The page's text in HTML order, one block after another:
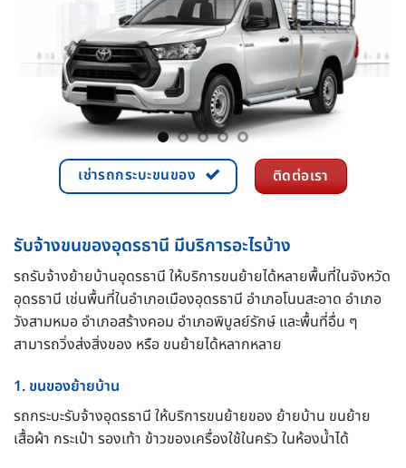
เช่ารถกระบะขนของ ติดต่อเรา
รับจ้างขนของอุดรธานี มีบริการอะไรบ้าง
รถรับจ้างย้ายบ้านอุดรธานี ให้บริการขนย้ายได้หลายพื้นที่ในจังหวัด
อุดรธานี เช่นพื้นที่ในอำเภอเมืองอุดรธานี อำเภอโนนสะอาด อำเภอ
วังสามหมอ อำเภอสร้างคอม อำเภอพิบูลย์รักษ์ และพื้นที่อื่น ๆ
สามารถวิ่งส่งสิ่งของ หรือ ขนย้ายได้หลากหลาย
1. ขนของย้ายบ้าน
รถกระบะรับจ้างอุดรธานี ให้บริการขนย้ายของ ย้ายบ้าน ขนย้าย
เสื้อผ้า กระเป๋า รองเท้า ข้าวของเครื่องใช้ในครัว ในห้องน้ำได้